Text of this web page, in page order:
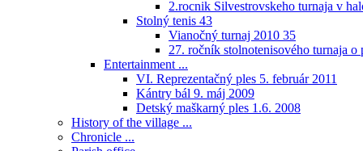
2.rocnik Silvestrovskeho turnaja v
Stolný tenis 43
Vianočný turnaj 2010 35
27. ročník stolnotenisového turnaja
Entertainment ...
VI. Reprezentačný ples 5. február 2011
Kántry bál 9. máj 2009
Detský maškarný ples 1.6. 2008
History of the village ...
Chronicle ...